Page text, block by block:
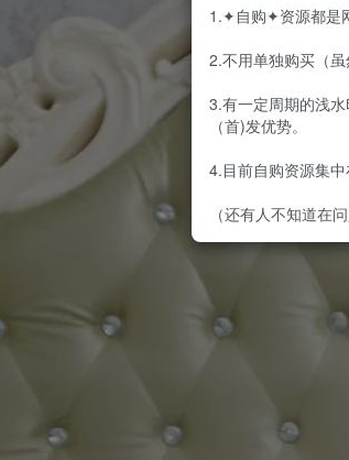
1.✦自购✦资源都是
2.不用单独购买（
3.有一定周期的浅
（首)发优势。
4.目前自购资源集
（还有人不知道在